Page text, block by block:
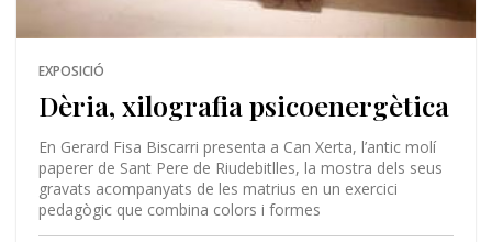
EXPOSICIÓ
Dèria, xilografia psicoenergètica
En Gerard Fisa Biscarri presenta a Can Xerta, l’antic molí
paperer de Sant Pere de Riudebitlles, la mostra dels seus
gravats acompanyats de les matrius en un exercici
pedagògic que combina colors i formes